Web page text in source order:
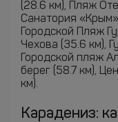
(28.6 км), Пляж
Санатория
Городской Пляж
Чехова (35.6 км),
Городской пляж
берег (58.7 км),
км).
Карадениз: